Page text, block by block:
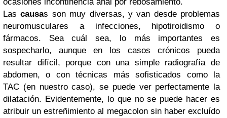
Lascausas son muy diversas, y van desde problemas
neuromusculares a infecciones, hipotiroidismo o
fármacos. Sea cuál sea, lo más importantes es
sospecharlo, aunque en los casos crónicos pueda
resultar difícil, porque con una simple radiografía de
abdomen, o con técnicas más sofisticados como la
TAC (en nuestro caso), se puede ver perfectamente la
dilatación. Evidentemente, lo que no se puede hacer es
atribuir un estreñimiento al megacolon sin haber excluído